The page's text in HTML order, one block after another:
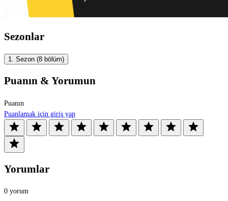
Sezonlar
1. Sezon (8 bölüm)
Puanın & Yorumun
Puanın
Puanlamak için giriş yap
star star star star star star star star
star
star
Yorumlar
0 yorum